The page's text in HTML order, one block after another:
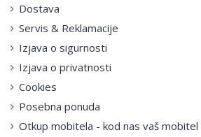
Dostava
Servis & Reklamacije
Izjava o sigurnosti
Izjava o privatnosti
Cookies
Posebna ponuda
Otkup mobitela - kod nas vaš